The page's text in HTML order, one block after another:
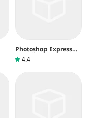
Photoshop Express
การแก้ไขภาพ
4.4